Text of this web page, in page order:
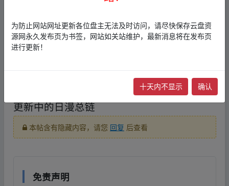
z
链接：
更新中的日漫总链
本帖含有隐藏内容，请您 回复 后查看
免责声明
为防止网站网址更新各位盘主无法及时访问，请尽快保存云盘资
源网永久发布页为书签，网站如关站维护，最新消息将在发布页
进行更新！
十天内不显示 确认